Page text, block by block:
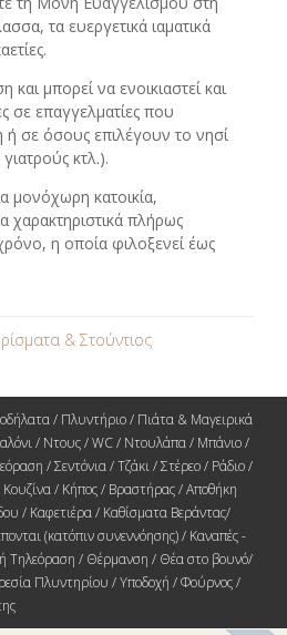
τα ευεργετικά ιαματικά
και μπορεί να ενοικιαστεί και
σε επαγγελματίες που
ή σε όσους επιλέγουν το νησί
κτλ.).
μονόχωρη κατοικία,
χαρακτηριστικά πλήρως
η οποία φιλοξενεί έως
& Στούντιος
/ Πλυντήριο / Πιάτα & Μαγειρικά
/ Ντους / WC / Ντουλάπα / Μπάνιο /
/ Σεντόνια / Τζάκι / Στέρεο / Ράδιο /
/ Κήπος / Βραστήρας / Αποθήκη
/ Καφετιέρα / Καθίσματα Βεράντας/
(κατόπιν συνεννόησης) / Καναπές -
Τηλεόραση / Θέρμανση / Θέα στο βουνό/
Πλυντηρίου / Υποδοχή / Φούρνος /